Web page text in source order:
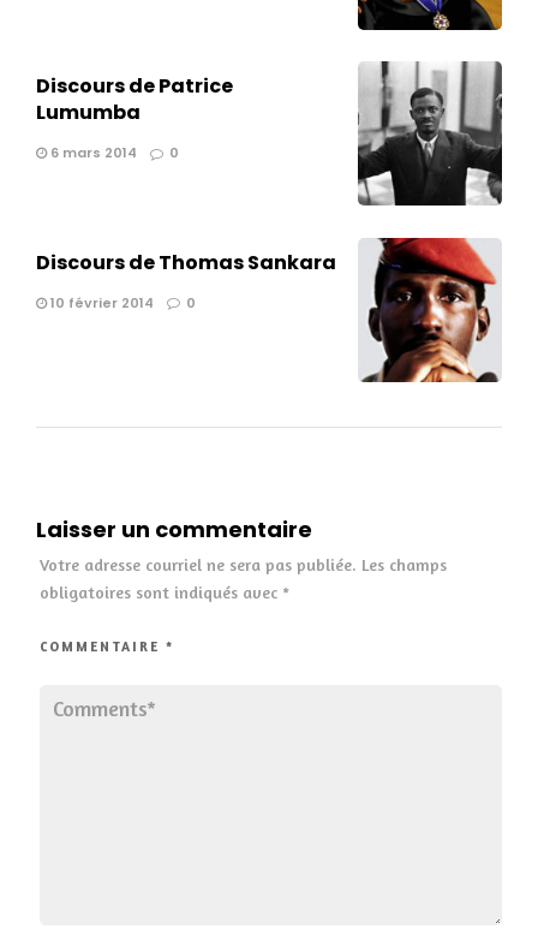
Discours de Patrice
Lumumba
6 mars 2014 0
Discours de Thomas Sankara
10 février 2014 0
Laisser un commentaire
Votre adresse courriel ne sera pas publiée. Les champs
obligatoires sont indiqués avec *
COMMENTAIRE *